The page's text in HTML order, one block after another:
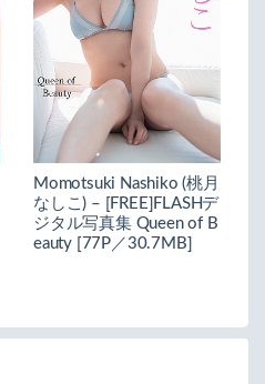
Momotsuki Nashiko (桃月
なしこ) – [FREE]FLASHデ
ジタル写真集 Queen of B
eauty [77P／30.7MB]